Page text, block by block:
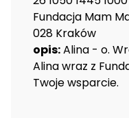
Fundacja Mam
028 Kraków
opis:Alina - o.
Alina wraz z
Twoje wsparcie.